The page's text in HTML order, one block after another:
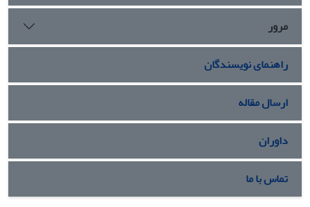
مرور
راهنمای نویسندگان
ارسال مقاله
داوران
تماس با ما